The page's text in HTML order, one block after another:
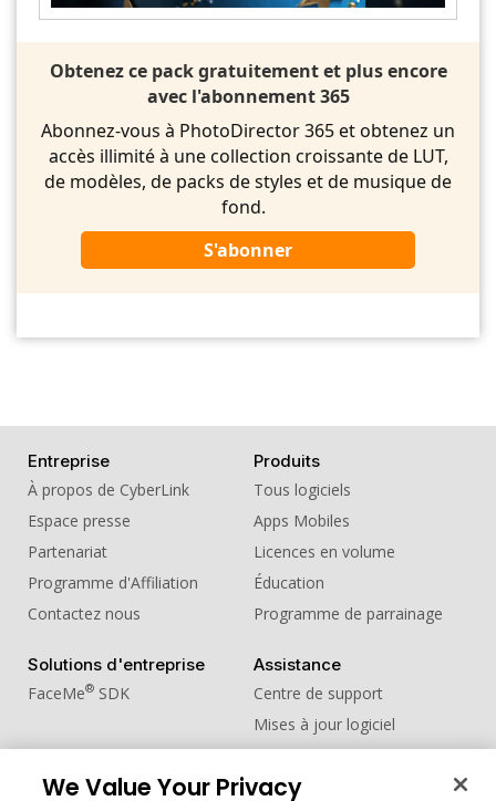
Obtenez ce pack gratuitement et plus encore
avec l'abonnement 365
Abonnez-vous à PhotoDirector 365 et obtenez un
accès illimité à une collection croissante de LUT,
de modèles, de packs de styles et de musique de
fond.
S'abonner
Entreprise
À propos de CyberLink
Espace presse
Partenariat
Programme d'Affiliation
Contactez nous
Produits
Tous logiciels
Apps Mobiles
Licences en volume
Éducation
Programme de parrainage
Solutions d'entreprise
FaceMe® SDK
Assistance
Centre de support
Mises à jour logiciel
Centre d'apprentissage
We Value Your Privacy